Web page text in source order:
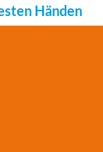
Händen